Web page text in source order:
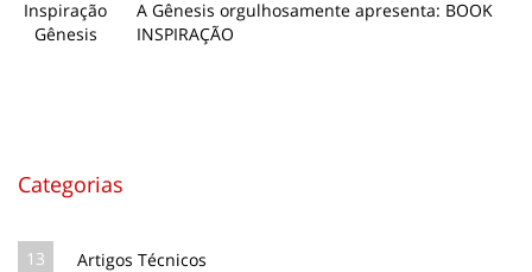
A Gênesis orgulhosamente apresenta: BOOK
INSPIRAÇÃO
Categorias
13
Artigos Técnicos